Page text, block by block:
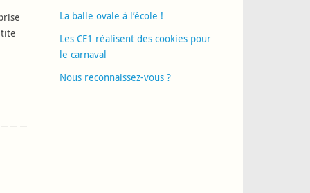
La balle ovale à l’école !
Les CE1 réalisent des cookies pour
le carnaval
Nous reconnaissez-vous ?